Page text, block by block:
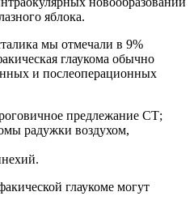
яблока.
мы отмечали в 9%
глаукома обычно
и послеоперационных
предлежание СТ;
радужки воздухом,
глаукоме могут